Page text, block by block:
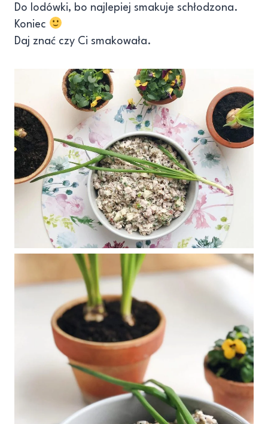
Do lodówki, bo najlepiej smakuje schłodzona.
Koniec
Daj znać czy Ci smakowała.